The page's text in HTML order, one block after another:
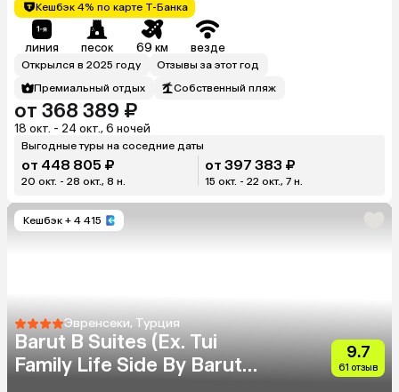
Кешбэк 4% по карте Т-Банка
линия песок 69 км везде
Открылся в 2025 году
Отзывы за этот год
Премиальный отдых
Собственный пляж
от 368 389 ₽
18 окт. - 24 окт., 6 ночей
Выгодные туры на соседние даты
от 448 805 ₽
20 окт. - 28 окт., 8 н.
от 397 383 ₽
15 окт. - 22 окт., 7 н.
Кешбэк + 4 415
Эвренсеки, Турция
Barut B Suites (Ex. Tui
Family Life Side By Barut
9.7
61 отзыв